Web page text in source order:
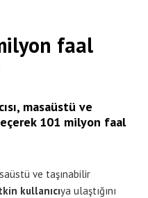
faal
masaüstü ve
101 milyon faal
ve taşınabilir
kullanıcıya ulaştığını